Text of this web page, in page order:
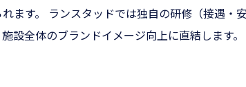
ます。 ランスタッドでは独自の研修（接遇・
設全体のブランドイメージ向上に直結します。